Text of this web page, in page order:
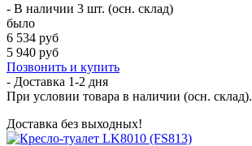
- В наличии 3 шт. (осн. склад)
было
6 534 руб
5 940 руб
Позвонить и купить
- Доставка 1-2 дня
При условии товара в наличии (осн. склад).
Доставка без выходных!